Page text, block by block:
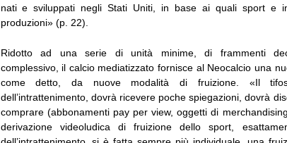
nati e sviluppati negli Stati Uniti, in base ai quali sport e
produzioni» (p. 22).
Ridotto ad una serie di unità minime, di frammenti
complessivo, il calcio mediatizzato fornisce al Neocalcio una
come detto, da nuove modalità di fruizione. «Il
dell’intrattenimento, dovrà ricevere poche spiegazioni, dovrà
comprare (abbonamenti pay per view, oggetti di
derivazione videoludica di fruizione dello sport,